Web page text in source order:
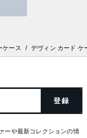
ケース / デヴィン カード ケ
登録
ーや最新コレクションの情